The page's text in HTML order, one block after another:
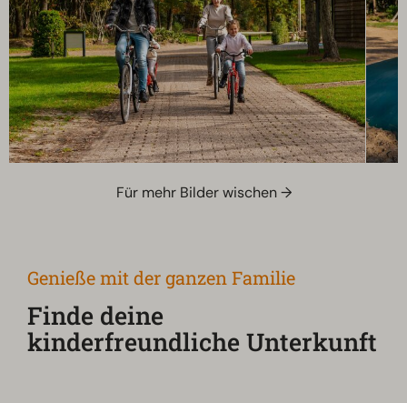
Für mehr Bilder wischen →
Genieße mit der ganzen Familie
Finde deine
kinderfreundliche Unterkunft